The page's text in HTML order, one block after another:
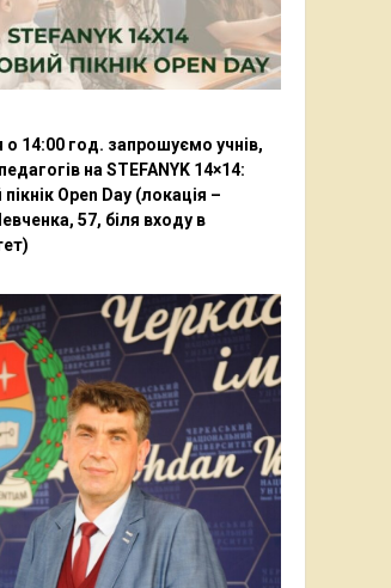
о 14:00 год. запрошуємо учнів,
на STEFANYK 14×14:
Open Day (локація –
57, біля входу в